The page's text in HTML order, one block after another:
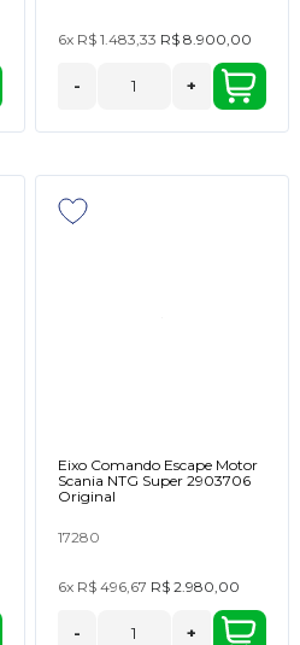
6x R$ 1.483,33 R$ 8.900,00
- +
Eixo Comando Escape Motor
Scania NTG Super 2903706
Original
17280
6x R$ 496,67 R$ 2.980,00
- +